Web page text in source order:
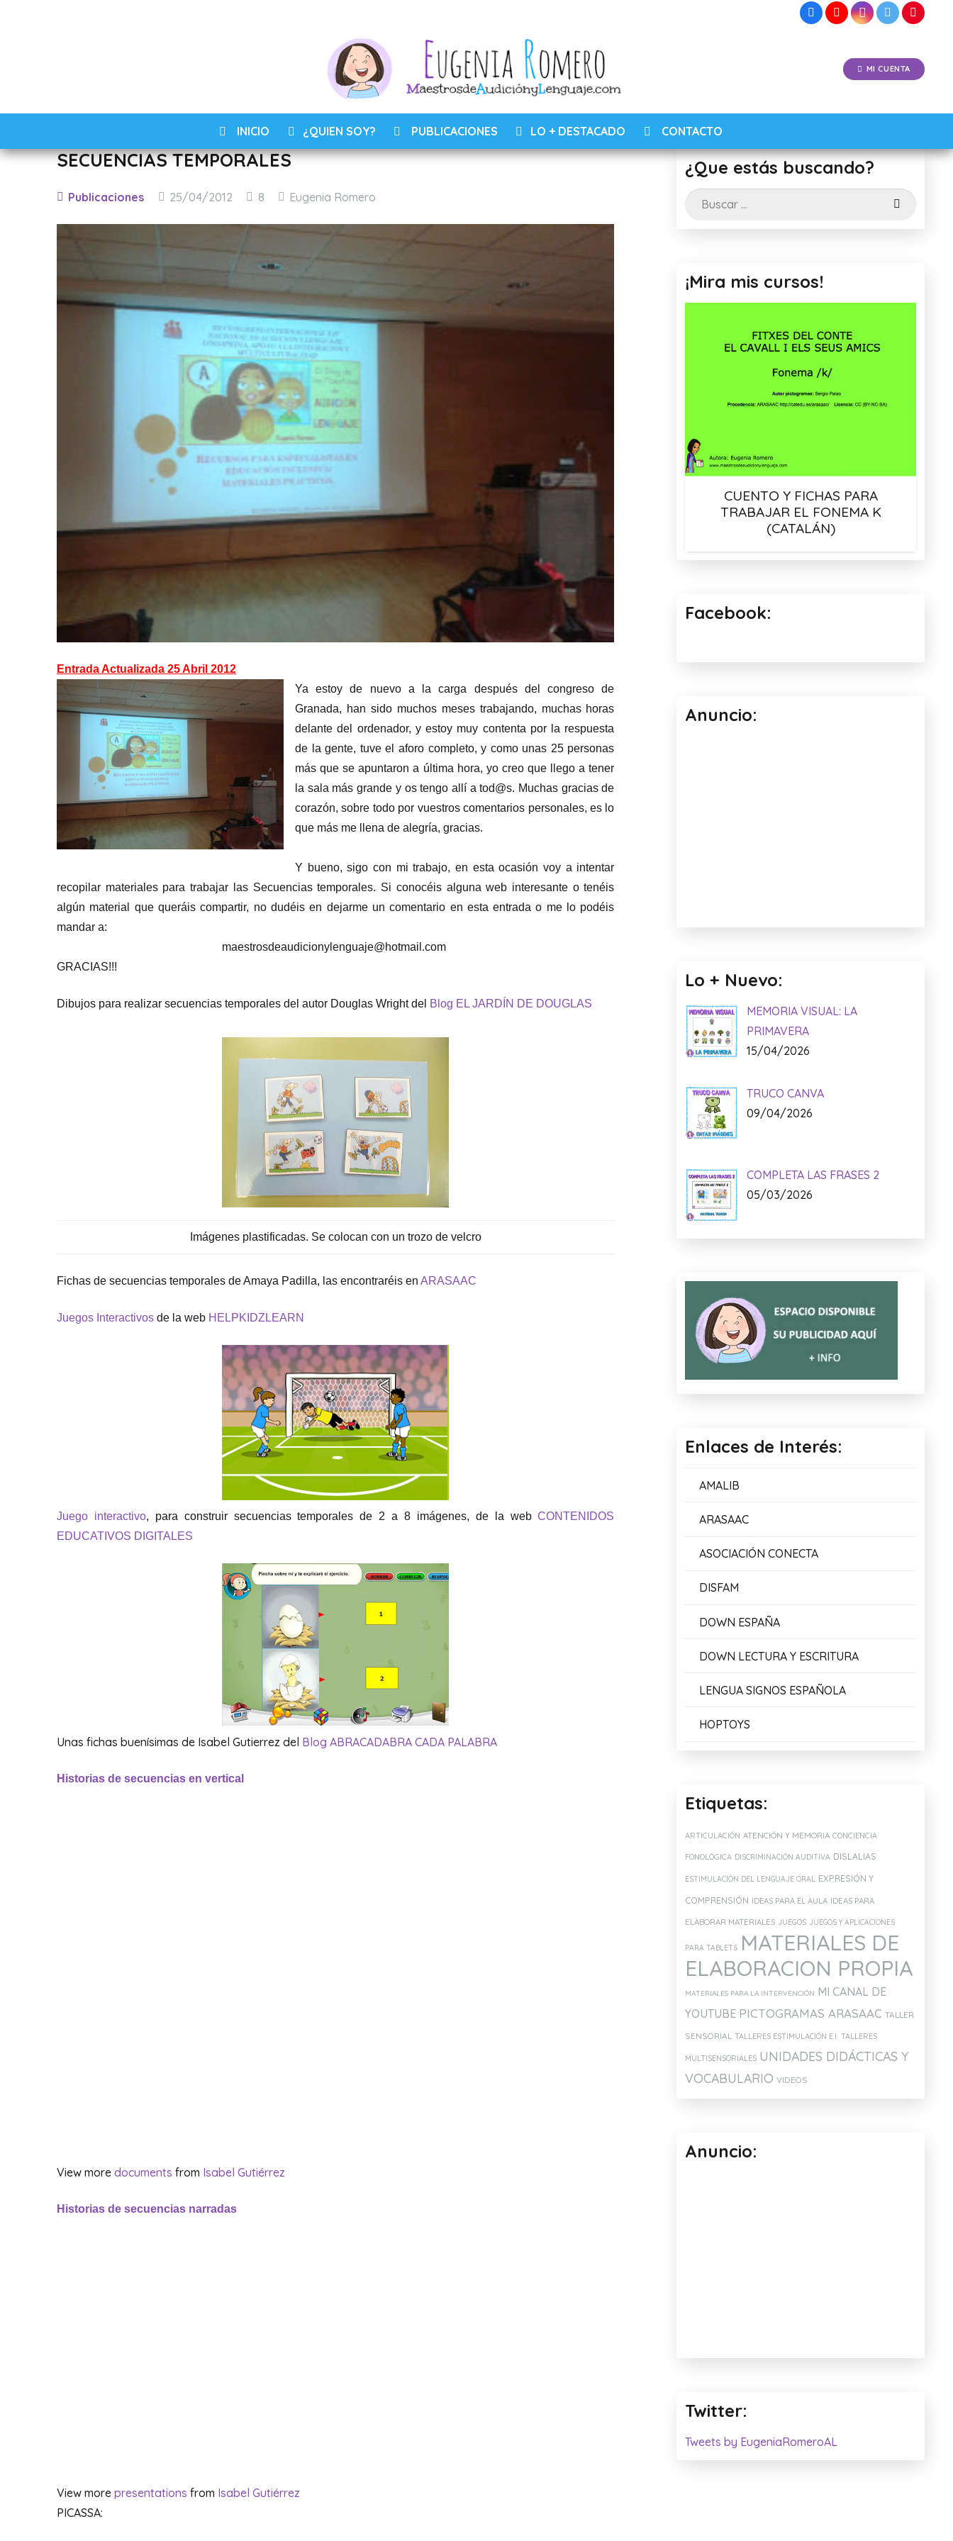
MI CUENTA
INICIO ¿QUIEN SOY? PUBLICACIONES LO + DESTACADO CONTACTO
SECUENCIAS TEMPORALES
Publicaciones 25/04/2012 8Comentarios
Eugenia Romero
Entrada Actualizada 25 Abril 2012
Ya estoy de nuevo a la carga después del congreso de
Granada, han sido muchos meses trabajando, muchas horas
delante del ordenador, y estoy muy contenta por la respuesta
de la gente, tuve el aforo completo, y como unas 25 personas
más que se apuntaron a última hora, yo creo que llego a tener
la sala más grande y os tengo allí a tod@s. Muchas gracias de
corazón, sobre todo por vuestros comentarios personales, es lo
que más me llena de alegría, gracias.
Y bueno, sigo con mi trabajo, en esta ocasión voy a intentar
recopilar materiales para trabajar las Secuencias temporales. Si conocéis alguna web interesante o tenéis
algún material que queráis compartir, no dudéis en dejarme un comentario en esta entrada o me lo podéis
mandar a:
maestrosdeaudicionylenguaje@hotmail.com
GRACIAS!!!
Dibujos para realizar secuencias temporales del autor Douglas Wright del Blog EL JARDÍN DE DOUGLAS
Imágenes plastificadas. Se colocan con un trozo de velcro
Fichas de secuencias temporales de Amaya Padilla, las encontraréis en ARASAAC
Juegos Interactivos de la web HELPKIDZLEARN
Juego interactivo, para construir secuencias temporales de 2 a 8 imágenes, de la webCONTENIDOS
EDUCATIVOS DIGITALES
Unas fichas buenísimas de Isabel Gutierrez del Blog ABRACADABRA CADA PALABRA
Historias de secuencias en vertical
View more documents from Isabel Gutiérrez
Historias de secuencias narradas
View more presentations from Isabel Gutiérrez
PICASSA:
¿Que estás buscando?
Buscar:
¡Mira mis cursos!
CUENTO Y FICHAS PARA
TRABAJAR EL FONEMA K
(CATALÁN)
Facebook:
Anuncio:
Lo + Nuevo:
MEMORIA VISUAL: LA
PRIMAVERA
15/04/2026
TRUCO CANVA
09/04/2026
COMPLETA LAS FRASES 2
05/03/2026
Enlaces de Interés:
AMALIB
ARASAAC
ASOCIACIÓN CONECTA
DISFAM
DOWN ESPAÑA
DOWN LECTURA Y ESCRITURA
LENGUA SIGNOS ESPAÑOLA
HOPTOYS
Etiquetas:
ARTICULACIÓN ATENCIÓN Y MEMORIA CONCIENCIA
FONOLÓGICA DISCRIMINACIÓN AUDITIVA DISLALIAS
ESTIMULACIÓN DEL LENGUAJE ORAL EXPRESIÓN Y
COMPRENSIÓN IDEAS PARA EL AULA IDEAS PARA
ELABORAR MATERIALES JUEGOS JUEGOS Y APLICACIONES
PARA TABLETS MATERIALES DE
ELABORACION PROPIA
MATERIALES PARA LA INTERVENCIÓN MI CANAL DE
YOUTUBE PICTOGRAMAS ARASAAC TALLER
SENSORIAL
TALLERES ESTIMULACIÓN E.I. TALLERES
MULTISENSORIALES UNIDADES DIDÁCTICAS Y
VOCABULARIO VIDEOS
Anuncio:
Twitter:
Tweets by EugeniaRomeroAL